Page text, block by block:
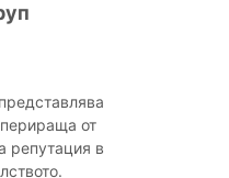
от
репутация в